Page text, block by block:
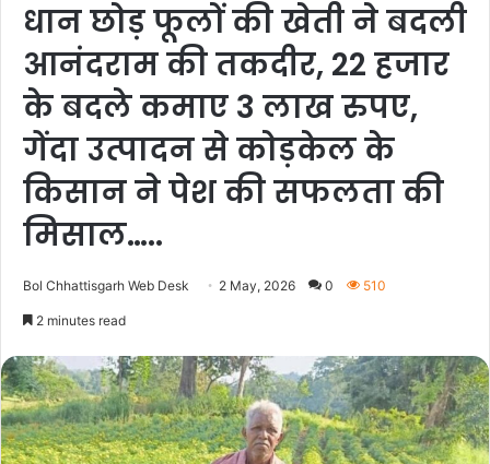
धान छोड़ फूलों की खेती ने बदली
आनंदराम की तकदीर, 22 हजार
के बदले कमाए 3 लाख रुपए,
गेंदा उत्पादन से कोड़केल के
किसान ने पेश की सफलता की
मिसाल…..
Bol Chhattisgarh Web Desk 2 May, 2026 0 510
2 minutes read